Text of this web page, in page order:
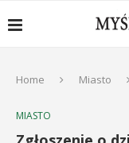
Home Miasto
MIASTO